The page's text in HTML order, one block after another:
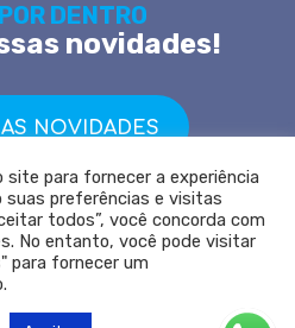
DENTRO
novidades!
NOVIDADES
de Seguros - REGISTRO SUSEP
site para fornecer a experiência
suas preferências e visitas
todos”, você concorda com
No entanto, você pode visitar
para fornecer um